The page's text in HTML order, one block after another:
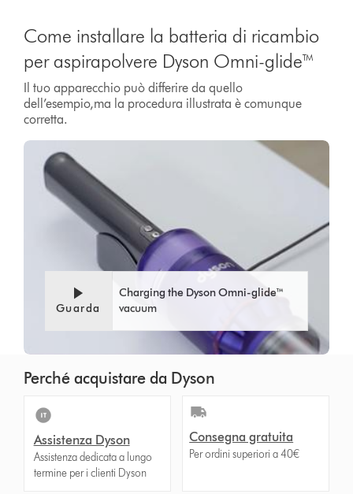
Come installare la batteria di ricambio
per aspirapolvere Dyson Omni-glide™
Il tuo apparecchio può differire da quello
dell’esempio,ma la procedura illustrata è comunque
corretta.
Guarda
Charging the Dyson Omni-glide™
vacuum
Perché acquistare da Dyson
Assistenza Dyson
Assistenza dedicata a lungo
termine per i clienti Dyson
Consegna gratuita
Per ordini superiori a 40€